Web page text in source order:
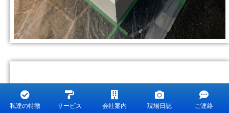
私達の特徴 サービス 会社案内 現場日誌 ご連絡